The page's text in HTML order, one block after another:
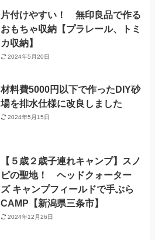
片付けやすい！ 無印良品で作る
おもちゃ収納【プラレール、トミ
カ収納】
2024年5月20日
材料費5000円以下で作ったDIY砂
場を排水仕様に改良しました
2024年5月15日
【５歳２歳子連れキャンプ】スノ
ピの聖地！ ヘッドクォーター
ズ キャンプフィールドで手ぶら
CAMP【新潟県三条市】
2024年12月26日